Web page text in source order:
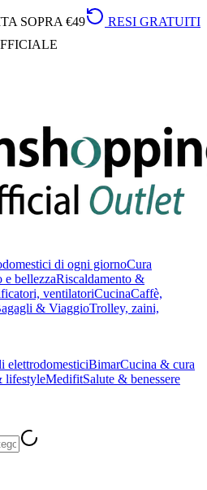
SOPRA €49
RESI GRATUITI
di ogni giornoCura
e bellezzaRiscaldamento &
ventilatoriCucinaCaffè,
& ViaggioTrolley, zaini,
elettrodomesticiBimarCucina & cura
lifestyleMedifitSalute & benessere